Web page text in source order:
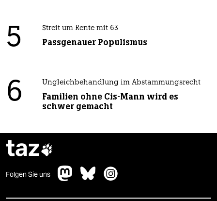
5 Streit um Rente mit 63
Passgenauer Populismus
6 Ungleichbehandlung im Abstammungsrecht
Familien ohne Cis-Mann wird es
schwer gemacht
taz
Folgen Sie uns